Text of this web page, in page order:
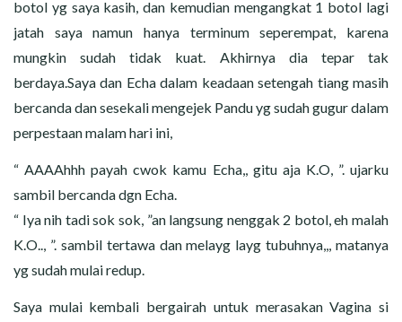
botol yg saya kasih, dan kemudian mengangkat 1 botol lagi
jatah saya namun hanya terminum seperempat, karena
mungkin sudah tidak kuat. Akhirnya dia tepar tak
berdaya.Saya dan Echa dalam keadaan setengah tiang masih
bercanda dan sesekali mengejek Pandu yg sudah gugur dalam
perpestaan malam hari ini,
“ AAAAhhh payah cwok kamu Echa,, gitu aja K.O, ”. ujarku
sambil bercanda dgn Echa.
“ Iya nih tadi sok sok, ”an langsung nenggak 2 botol, eh malah
K.O.., ”. sambil tertawa dan melayg layg tubuhnya,,, matanya
yg sudah mulai redup.
Saya mulai kembali bergairah untuk merasakan Vagina si